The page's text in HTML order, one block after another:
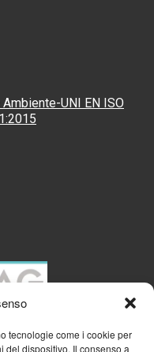
tecnologie come i cookie per
del dispositivo. Il consenso a
UNI EN ISO